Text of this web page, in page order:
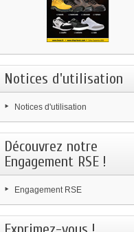
Notices d'utilisation
Notices d'utilisation
Découvrez notre
Engagement RSE !
Engagement RSE